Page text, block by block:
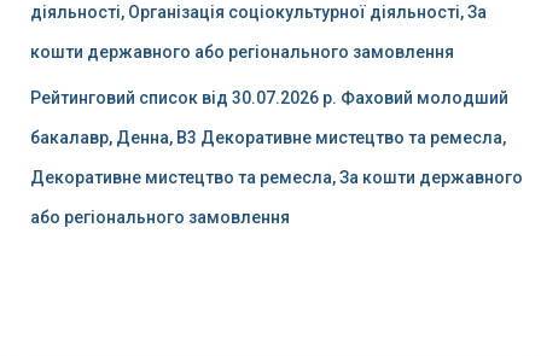
діяльності, Організація соціокультурної діяльності, За
кошти державного або регіонального замовлення
Рейтинговий список від 30.07.2026 р. Фаховий молодший
бакалавр, Денна, B3 Декоративне мистецтво та ремесла,
Декоративне мистецтво та ремесла, За кошти державного
або регіонального замовлення